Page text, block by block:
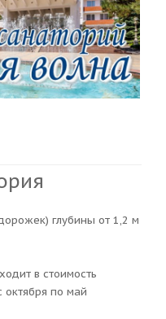
глубины от 1,2 м
в стоимость
октября по май